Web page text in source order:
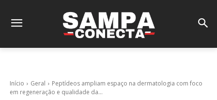
Início Geral
Peptídeos ampliam espaço na dermatologia com foco
em regeneração e qualidade da...